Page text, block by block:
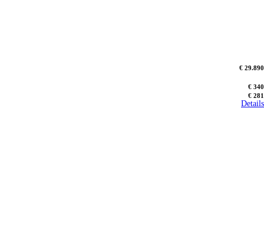
€ 29.890
€ 340
€ 281
Details